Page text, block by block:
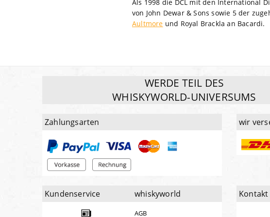
Als 1998 die DCL mit den International
von John Dewar & Sons sowie 5 der
Aultmore und Royal Brackla an Bacardi.
WERDE TEIL DES
WHISKYWORLD-UNIVERSUMS
Zahlungsarten wir
Kundenservice whiskyworld
AGB
Kontakt